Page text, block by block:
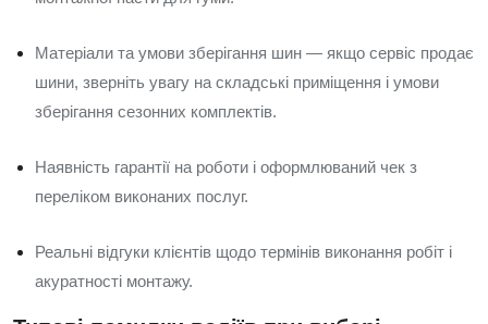
Матеріали та умови зберігання шин — якщо сервіс продає
шини, зверніть увагу на складські приміщення і умови
зберігання сезонних комплектів.
Наявність гарантії на роботи і оформлюваний чек з
переліком виконаних послуг.
Реальні відгуки клієнтів щодо термінів виконання робіт і
акуратності монтажу.